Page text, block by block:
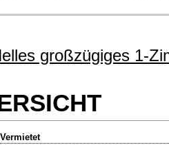
großzügiges 1-
Vermietet